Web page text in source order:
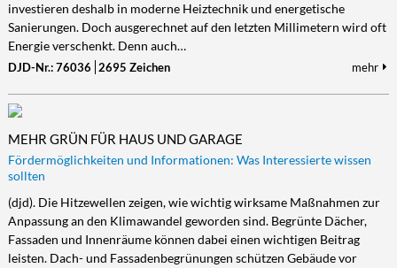
investieren deshalb in moderne Heiztechnik und energetische
Sanierungen. Doch ausgerechnet auf den letzten Millimetern wird oft
Energie verschenkt. Denn auch…
DJD-Nr.: 76036 2695 Zeichen mehr
MEHR GRÜN FÜR HAUS UND GARAGE
Fördermöglichkeiten und Informationen: Was Interessierte wissen
sollten
(djd). Die Hitzewellen zeigen, wie wichtig wirksame Maßnahmen zur
Anpassung an den Klimawandel geworden sind. Begrünte Dächer,
Fassaden und Innenräume können dabei einen wichtigen Beitrag
leisten. Dach- und Fassadenbegrünungen schützen Gebäude vor